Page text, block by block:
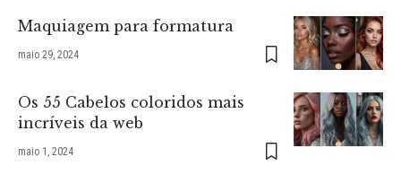
Maquiagem para formatura
maio 29, 2024
Os 55 Cabelos coloridos mais
incríveis da web
maio 1, 2024